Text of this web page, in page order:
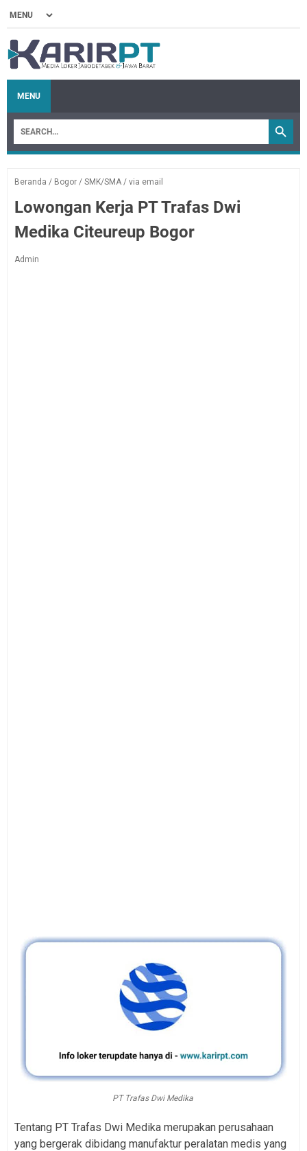
MENU
Beranda / Bogor / SMK/SMA / via email
Lowongan Kerja PT Trafas Dwi
Medika Citeureup Bogor
Admin
PT Trafas Dwi Medika
Tentang PT Trafas Dwi Medika merupakan perusahaan
yang bergerak dibidang manufaktur peralatan medis yang